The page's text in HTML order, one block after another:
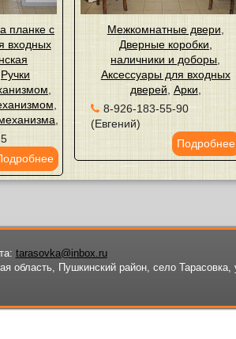
планке с
входных
Ручки
Межкомнатные двери
Дверные коробки,
наличники и доборы
Аксессуары для входных
дверей Арки
8-926-183-55-90
(Евгений)
Подробнее
tarasovka@inbox.ru
область, Пушкинский район, село